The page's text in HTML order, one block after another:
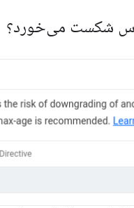
شکست می‌خورد؟